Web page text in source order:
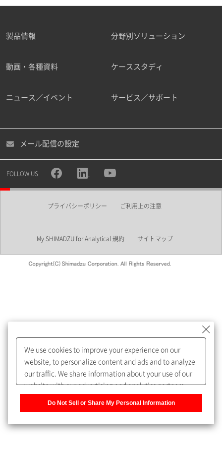
ご勤務先
職種
めします。
My SHIMADZU for Analyticalへ登録いただくと、技術情報や
取扱説明書・Webinarなどの閲覧ができます。
うになります。
製品情報 分野別ソリューション
動画・各種資料 ケーススタディ
ニュース／イベント サービス／サポート
メール配信の設定
FOLLOW US
プライバシーポリシー ご利用上の注意
My SHIMADZU for Analytical 規約 サイトマップ
We use cookies to improve your experience on our
website, to personalize content and ads and to analyze
our traffic. We share information about your use of our
website with our advertising and analytics partners,
Do Not Sell or Share My Personal Information